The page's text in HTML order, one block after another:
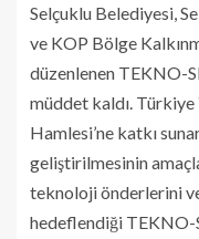
Selçuklu Belediyesi,
ve KOP Bölge
düzenlenen TEKNO-
müddet kaldı. Türkiye
Hamlesi’ne katkı
geliştirilmesinin
teknoloji önderlerini
hedeflendiği TEKNO-